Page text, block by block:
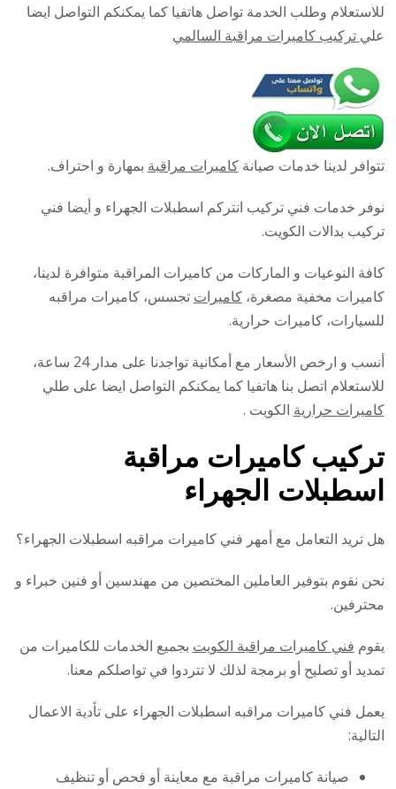
للاستعلام وطلب الخدمة تواصل هاتفيا كما يمكنكم التواصل ايضا
علي تركيب كاميرات مراقبة السالمي
تتوافر لدينا خدمات صيانةكاميرات مراقبة بمهارة و احتراف.
نوفر خدمات فني تركيب انتركم اسطبلات الجهراء و أيضا فني
تركيب بدالات الكويت.
كافة النوعيات و الماركات من كاميرات المراقبة متوافرة لدينا،
كاميرات مخفية مصغرة،كاميرات تجسس، كاميرات مراقبه
للسيارات، كاميرات حرارية.
أنسب و ارخص الأسعار مع أمكانية تواجدنا على مدار 24 ساعة،
للاستعلام اتصل بنا هاتفيا كما يمكنكم التواصل ايضا على طلي
كاميرات حرارية الكويت .
تركيب كاميرات مراقبة
اسطبلات الجهراء
هل تريد التعامل مع أمهر فني كاميرات مراقبه اسطبلات الجهراء؟
نحن نقوم بتوفير العاملين المختصين من مهندسين أو فنين خبراء و
محترفين.
يقوم فني كاميرات مراقبة الكويت بجميع الخدمات للكاميرات من
تمديد أو تصليح أو برمجة لذلك لا تتردوا في تواصلكم معنا.
يعمل فني كاميرات مراقبه اسطبلات الجهراء على تأدية الاعمال
التالية:
صيانة كاميرات مراقبة مع معاينة أو فحص أو تنظيف